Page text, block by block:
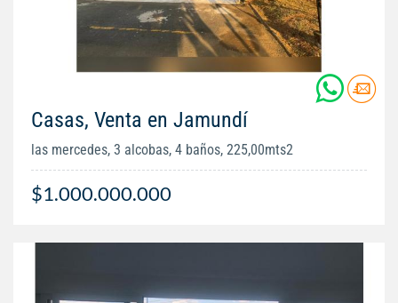
Casas, Venta en Jamundí
las mercedes, 3 alcobas, 4 baños, 225,00mts2
$1.000.000.000